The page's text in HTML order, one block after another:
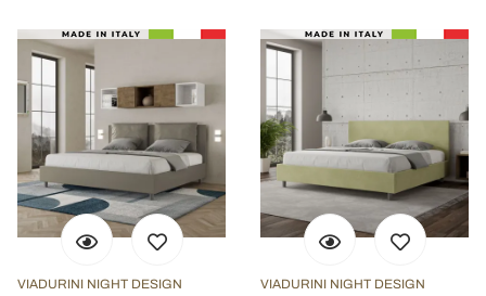
VIADURINI NIGHT DESIGN VIADURINI NIGHT DESIGN